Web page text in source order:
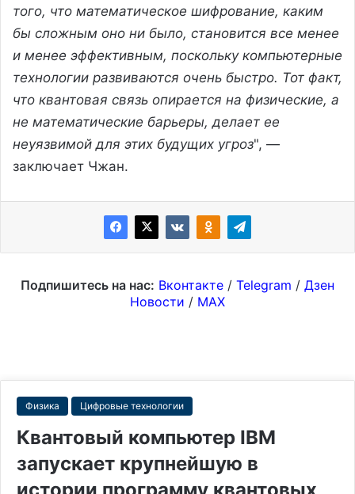
того, что математическое шифрование, каким
бы сложным оно ни было, становится все менее
и менее эффективным, поскольку компьютерные
технологии развиваются очень быстро. Тот факт,
что квантовая связь опирается на физические, а
не математические барьеры, делает ее
неуязвимой для этих будущих угроз", —
заключает Чжан.
Подпишитесь на нас: Вконтакте / Telegram / Дзен
Новости / MAX